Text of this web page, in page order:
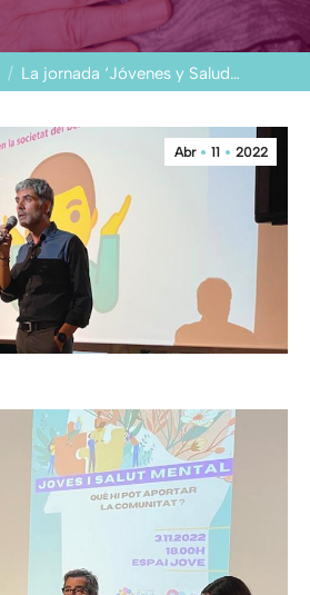
La jornada ‘Jóvenes y Salud…
Abr 11 2022